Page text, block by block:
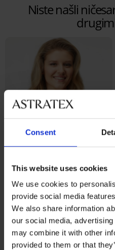
Consent
This website uses cookies
We use cookies to
provide social media
We also share information
our social media,
may combine it with other
provided to them or that
Niste našli
Bestseller
5
Nepodložen modrček DIVA by
IVA
39,99 €